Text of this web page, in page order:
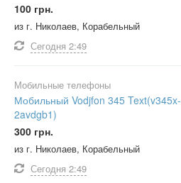
100 грн.
из г. Николаев, Корабельный
Сегодня 2:49
Мобильные телефоны
Мобильный Vodjfon 345 Text(v345x-
2avdgb1)
300 грн.
из г. Николаев, Корабельный
Сегодня 2:49